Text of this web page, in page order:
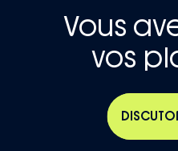
Vous
vos